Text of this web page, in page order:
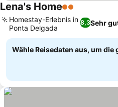
Lena's Home2 Sterne
8,3Sehr
Homestay-Erlebnis in
Ponta Delgada
Wähle Reisedaten aus, um die